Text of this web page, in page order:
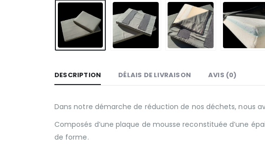
DESCRIPTION DÉLAIS DE LIVRAISON AVIS (0)
Dans notre démarche de réduction de nos déchets, nous
Composés d’une plaque de mousse reconstituée d’une
de forme.